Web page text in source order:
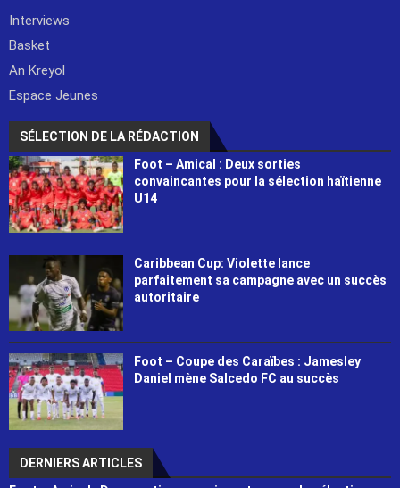
Interviews
Basket
An Kreyol
Espace Jeunes
SÉLECTION DE LA RÉDACTION
Foot – Amical : Deux sorties
convaincantes pour la sélection haïtienne
U14
Caribbean Cup: Violette lance
parfaitement sa campagne avec un succès
autoritaire
Foot – Coupe des Caraïbes : Jamesley
Daniel mène Salcedo FC au succès
DERNIERS ARTICLES